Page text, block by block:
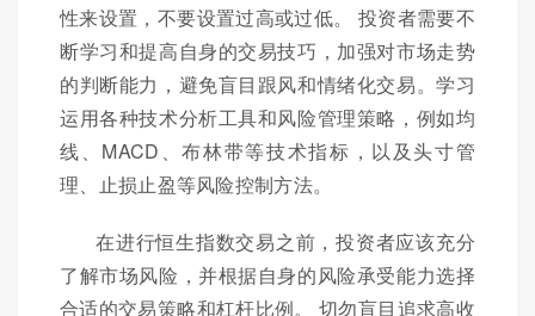
性来设置，不要设置过高或过低。 投资者需要不
断学习和提高自身的交易技巧，加强对市场走势
的判断能力，避免盲目跟风和情绪化交易。学习
运用各种技术分析工具和风险管理策略，例如均
线、MACD、布林带等技术指标，以及头寸管
理、止损止盈等风险控制方法。
在进行恒生指数交易之前，投资者应该充分
了解市场风险，并根据自身的风险承受能力选择
合适的交易策略和杠杆比例。 切勿盲目追求高收